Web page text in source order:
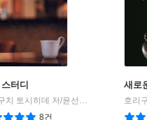
터디
호리구치 토시히데 저/윤선해 역
황소자리
8건
새로